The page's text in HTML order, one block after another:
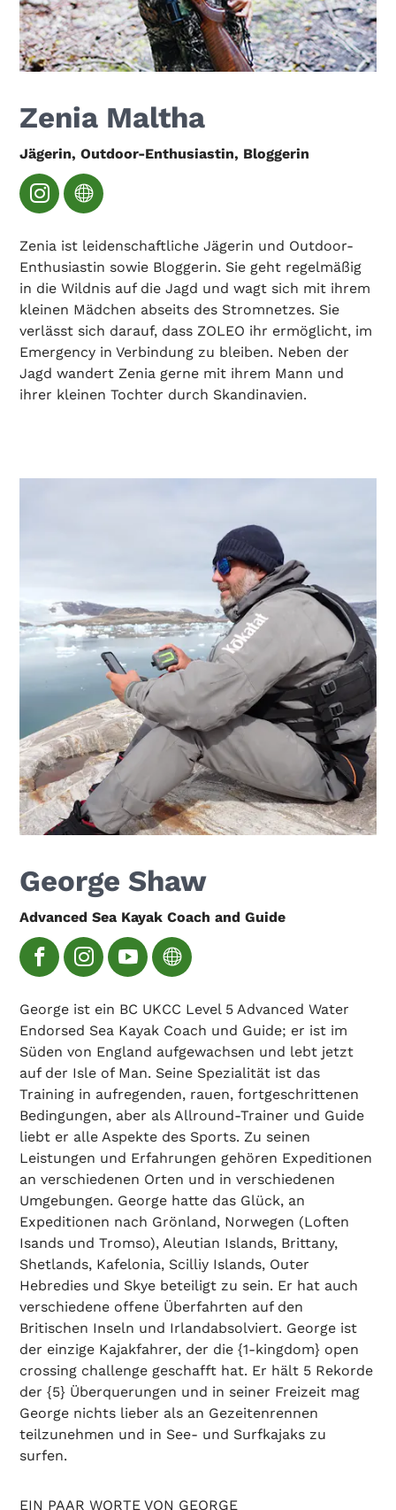
Zenia Maltha
Jägerin, Outdoor-Enthusiastin, Bloggerin
Zenia ist leidenschaftliche Jägerin und Outdoor-
Enthusiastin sowie Bloggerin. Sie geht regelmäßig
in die Wildnis auf die Jagd und wagt sich mit ihrem
kleinen Mädchen abseits des Stromnetzes. Sie
verlässt sich darauf, dass ZOLEO ihr ermöglicht, im
Emergency in Verbindung zu bleiben. Neben der
Jagd wandert Zenia gerne mit ihrem Mann und
ihrer kleinen Tochter durch Skandinavien.
George Shaw
Advanced Sea Kayak Coach and Guide
George ist ein BC UKCC Level 5 Advanced Water
Endorsed Sea Kayak Coach und Guide; er ist im
Süden von England aufgewachsen und lebt jetzt
auf der Isle of Man. Seine Spezialität ist das
Training in aufregenden, rauen, fortgeschrittenen
Bedingungen, aber als Allround-Trainer und Guide
liebt er alle Aspekte des Sports. Zu seinen
Leistungen und Erfahrungen gehören Expeditionen
an verschiedenen Orten und in verschiedenen
Umgebungen. George hatte das Glück, an
Expeditionen nach Grönland, Norwegen (Loften
Isands und Tromso), Aleutian Islands, Brittany,
Shetlands, Kafelonia, Scilliy Islands, Outer
Hebredies und Skye beteiligt zu sein. Er hat auch
verschiedene offene Überfahrten auf den
Britischen Inseln und Irlandabsolviert. George ist
der einzige Kajakfahrer, der die {1-kingdom} open
crossing challenge geschafft hat. Er hält 5 Rekorde
der {5} Überquerungen und in seiner Freizeit mag
George nichts lieber als an Gezeitenrennen
teilzunehmen und in See- und Surfkajaks zu
surfen.
EIN PAAR WORTE VON GEORGE